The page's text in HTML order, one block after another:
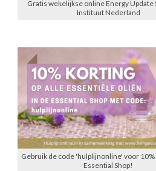
Gratis wekelijkse online Energy Update
Instituut Nederland
Gebruik de code 'hulplijnonline' voor
Essential Shop!